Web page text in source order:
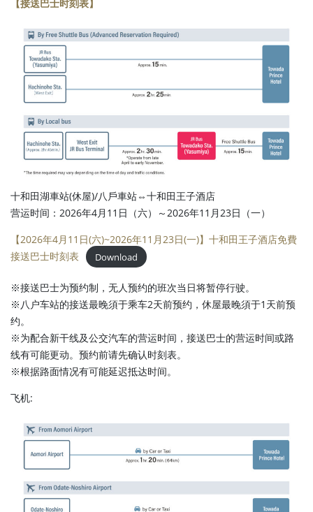
【接送巴士时刻表】
十和田湖車站(休屋)/八戶車站⇔十和田王子酒店
营运时间：2026年4月11日（六）～2026年11月23日（一）
【2026年4月11日(六)~2026年11月23日(一)】十和田王子酒店免費
接送巴士时刻表
Download
※接送巴士为预约制，无人预约的班次当日将暂停行驶。
※八户车站的接送最晚須于乘车2天前预约，休屋最晚須于1天前预
约。
※为配合新干线及公交汽车的营运时间，接送巴士的营运时间或路
线有可能更动。预约前请先确认时刻表。
※根据路面情况有可能延迟抵达时间。
飞机: